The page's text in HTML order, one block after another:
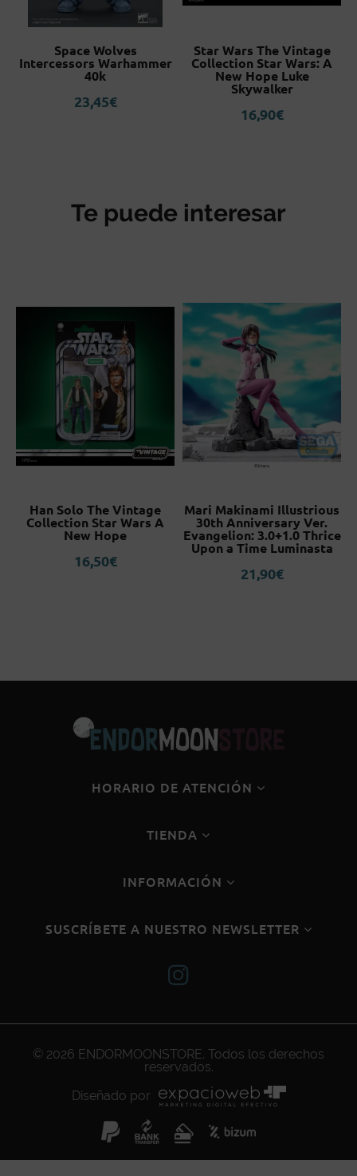
Space Wolves
Intercessors Warhammer
40k
23,45€
Star Wars The Vintage
Collection Star Wars: A
New Hope Luke
Skywalker
16,90€
Te puede interesar
Han Solo The Vintage
Collection Star Wars A
New Hope
16,50€
Mari Makinami Illustrious
30th Anniversary Ver.
Evangelion: 3.0+1.0 Thrice
Upon a Time Luminasta
21,90€
HORARIO DE ATENCIÓN
TIENDA
INFORMACIÓN
SUSCRÍBETE A NUESTRO NEWSLETTER
© 2026 ENDORMOONSTORE. Todos los derechos
reservados.
Diseñado por